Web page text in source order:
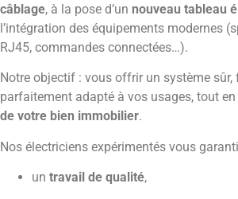
câblage, à la pose d’un nouveau tableau
l’intégration des équipements modernes
RJ45, commandes connectées…).
Notre objectif : vous offrir un système sûr,
parfaitement adapté à vos usages, tout
de votre bien immobilier.
Nos électriciens expérimentés vous
un travail de qualité,